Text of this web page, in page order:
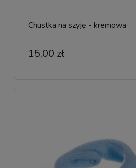
Chustka na szyję - kremowa
15,00 zł